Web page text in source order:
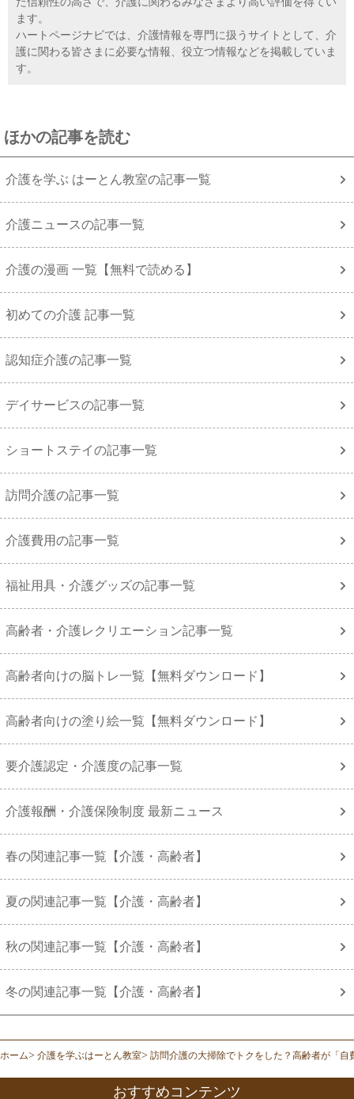
ます。
ハートページナビでは、介護情報を専門に扱うサイトとして、介
護に関わる皆さまに必要な情報、役立つ情報などを掲載していま
す。
ほかの記事を読む
介護を学ぶ はーとん教室の記事一覧
介護ニュースの記事一覧
介護の漫画 一覧【無料で読める】
初めての介護 記事一覧
認知症介護の記事一覧
デイサービスの記事一覧
ショートステイの記事一覧
訪問介護の記事一覧
介護費用の記事一覧
福祉用具・介護グッズの記事一覧
高齢者・介護レクリエーション記事一覧
高齢者向けの脳トレ一覧【無料ダウンロード】
高齢者向けの塗り絵一覧【無料ダウンロード】
要介護認定・介護度の記事一覧
介護報酬・介護保険制度 最新ニュース
春の関連記事一覧【介護・高齢者】
夏の関連記事一覧【介護・高齢者】
秋の関連記事一覧【介護・高齢者】
冬の関連記事一覧【介護・高齢者】
ホーム 介護を学ぶはーとん教室 訪問介護の大掃除でトクをした？高齢者が「
おすすめコンテンツ